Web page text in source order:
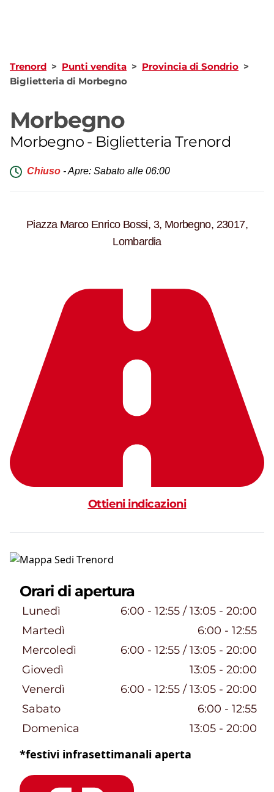
Trenord > Punti vendita > Provincia di Sondrio >
Biglietteria di Morbegno
Morbegno
Morbegno- Biglietteria Trenord
Chiuso -Apre: Sabato alle 06:00
Piazza Marco Enrico Bossi, 3, Morbegno, 23017,
Lombardia
Ottieni indicazioni
Orari di apertura
Giorni della settimana Orari
Lunedì 6:00 - 12:55 / 13:05 - 20:00
Martedì
6:00 - 12:55
Mercoledì
6:00 - 12:55 / 13:05 - 20:00
Giovedì
13:05 - 20:00
Venerdì
6:00 - 12:55 / 13:05 - 20:00
Sabato
6:00 - 12:55
Domenica
13:05 - 20:00
*festivi infrasettimanali aperta